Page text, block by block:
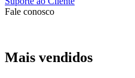
Fale conosco
Mais vendidos